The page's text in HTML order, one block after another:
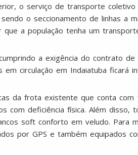
o serviço de transporte
o seccionamento de linhas a
que a população tenha um
a exigência do contrato de
circulação em Indaiatuba ficará
da frota existente que conta
com deficiência física. Além disso,
soft conforto em veludo. Para
por GPS e também equipados